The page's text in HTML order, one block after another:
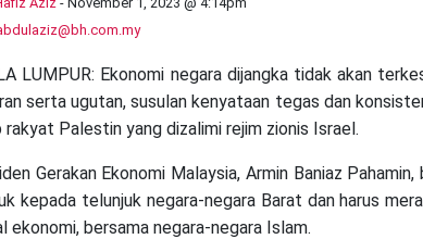
LUMPUR: Ekonomi negara dijangka tidak akan
serta ugutan, susulan kenyataan tegas dan
rakyat Palestin yang dizalimi rejim zionis Israel.
Gerakan Ekonomi Malaysia, Armin Baniaz
kepada telunjuk negara-negara Barat dan harus
ekonomi, bersama negara-negara Islam.